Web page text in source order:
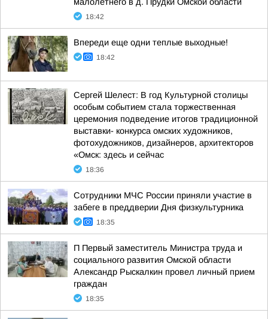
18:42
Впереди еще одни теплые выходные!
18:42
Сергей Шелест: В год Культурной столицы
особым событием стала торжественная
церемония подведение итогов традиционной
выставки- конкурса омских художников,
фотохудожников, дизайнеров, архитекторов
«Омск: здесь и сейчас
18:36
Сотрудники МЧС России приняли участие в
забеге в преддверии Дня физкультурника
18:35
П Первый заместитель Министра труда и
социального развития Омской области
Александр Рыскалкин провел личный прием
граждан
18:35